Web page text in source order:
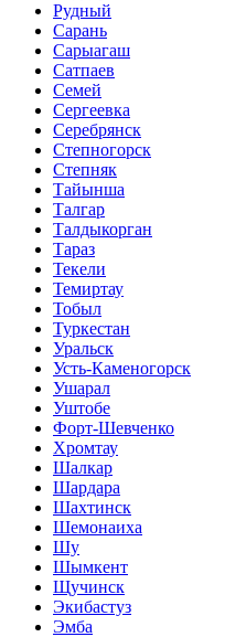
Рудный
Сарань
Сарыагаш
Сатпаев
Семей
Сергеевка
Серебрянск
Степногорск
Степняк
Тайынша
Талгар
Талдыкорган
Тараз
Текели
Темиртау
Тобыл
Туркестан
Уральск
Усть-Каменогорск
Ушарал
Уштобе
Форт-Шевченко
Хромтау
Шалкар
Шардара
Шахтинск
Шемонаиха
Шу
Шымкент
Щучинск
Экибастуз
Эмба